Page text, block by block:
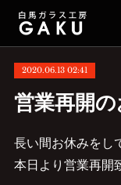
2020.06.13 02:41
営業再開
長い間お休みをし
本日より営業再開